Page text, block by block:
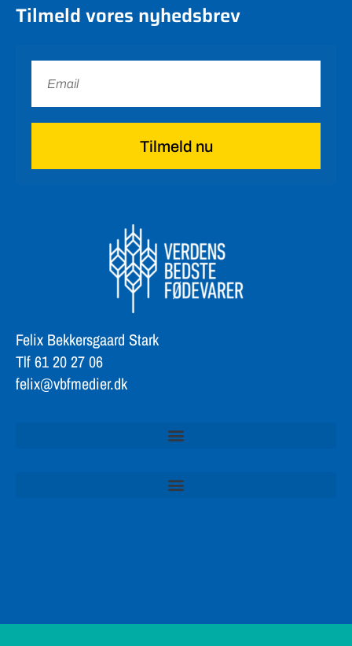
Tilmeld vores nyhedsbrev
Tilmeld nu
Felix Bekkersgaard Stark
Tlf 61 20 27 06
felix@vbfmedier.dk